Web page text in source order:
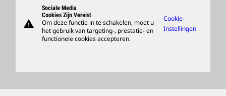
Ondersteuning
Merchandise Kopen
Dealer Zoeken
warning
Sociale Media
Cookies Zijn Vereist
Om deze functie in te schakelen, moet u
het gebruik van targeting-, prestatie- en
functionele cookies accepteren.
Cookie-
Instellingen